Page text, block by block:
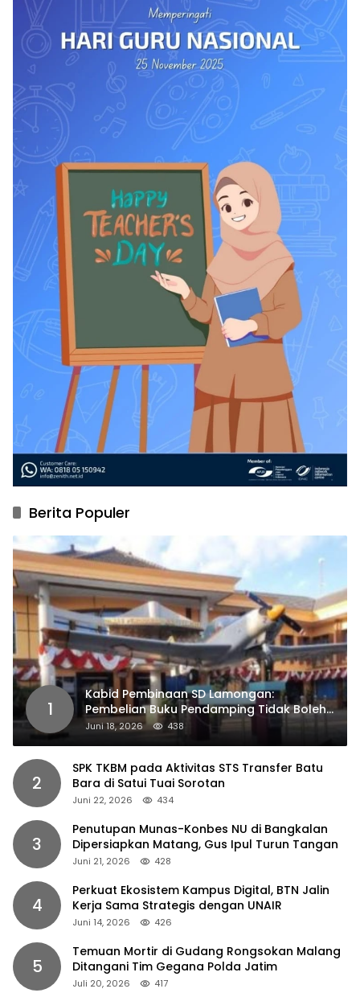
Berita Populer
1
Kabid Pembinaan SD Lamongan:
Pembelian Buku Pendamping Tidak Boleh
Dipaksakan
Juni 18, 2026 438
2
SPK TKBM pada Aktivitas STS Transfer Batu
Bara di Satui Tuai Sorotan
Juni 22, 2026 434
3
Penutupan Munas-Konbes NU di Bangkalan
Dipersiapkan Matang, Gus Ipul Turun Tangan
Juni 21, 2026 428
4
Perkuat Ekosistem Kampus Digital, BTN Jalin
Kerja Sama Strategis dengan UNAIR
Juni 14, 2026 426
5
Temuan Mortir di Gudang Rongsokan Malang
Ditangani Tim Gegana Polda Jatim
Juli 20, 2026 417